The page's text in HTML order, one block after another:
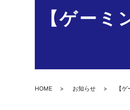
【ゲー
HOME お知らせ 【